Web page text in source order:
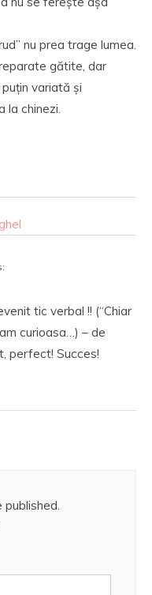
nu prea trage lumea.
gătite, dar
variată și
la chinezi.
tic verbal !! (“Chiar
curioasa…) – de
perfect! Succes!
published.